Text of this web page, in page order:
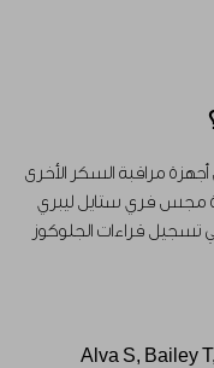
مراقبة السكر الأخرى
مجس فري ستايل ليبري
قراءات الجلوكوز
1. Alva S,